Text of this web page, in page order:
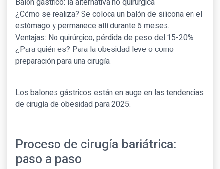
Balón gástrico: la alternativa no quirúrgica
¿Cómo se realiza? Se coloca un balón de silicona en el
estómago y permanece allí durante 6 meses.
Ventajas: No quirúrgico, pérdida de peso del 15-20%.
¿Para quién es? Para la obesidad leve o como
preparación para una cirugía.
Los balones gástricos están en auge en las tendencias
de cirugía de obesidad para 2025.
Proceso de cirugía bariátrica:
paso a paso